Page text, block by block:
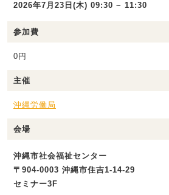
2026年7月23日(木) 09:30 ~ 11:30
参加費
0円
主催
沖縄労働局
会場
沖縄市社会福祉センター
〒904-0003 沖縄市住吉1-14-29
セミナー3F